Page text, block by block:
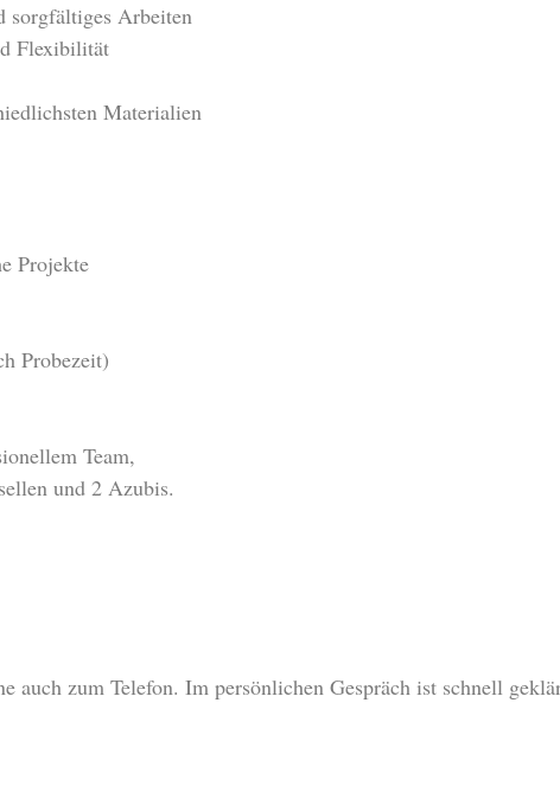
sorgfältiges Arbeiten
Flexibilität
Materialien
Projekte
Probezeit)
Team,
und 2 Azubis.
auch zum Telefon. Im persönlichen Gespräch ist schnell